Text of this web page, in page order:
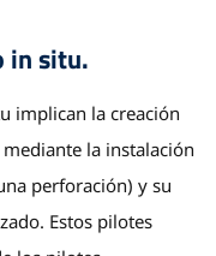
in situ.
implican la creación
la instalación
perforación) y su
Estos pilotes